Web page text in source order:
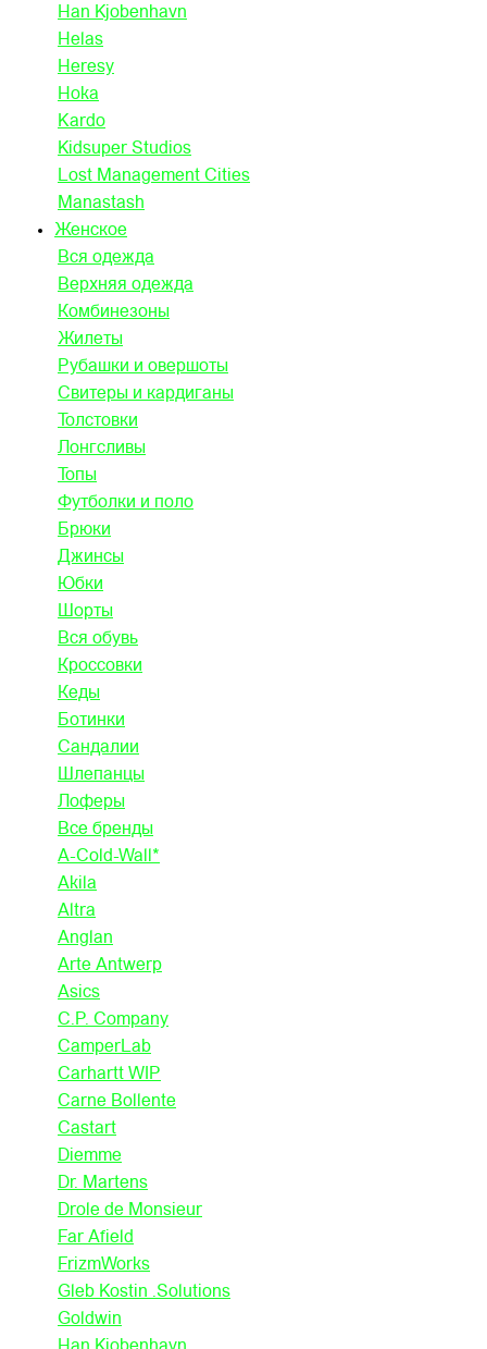
Han Kjobenhavn
Helas
Heresy
Hoka
Kardo
Kidsuper Studios
Lost Management Cities
Manastash
Женское
Вся одежда
Верхняя одежда
Комбинезоны
Жилеты
Рубашки и овершоты
Свитеры и кардиганы
Толстовки
Лонгсливы
Топы
Футболки и поло
Брюки
Джинсы
Юбки
Шорты
Вся обувь
Кроссовки
Кеды
Ботинки
Сандалии
Шлепанцы
Лоферы
Все бренды
A-Cold-Wall*
Akila
Altra
Anglan
Arte Antwerp
Asics
C.P. Company
CamperLab
Carhartt WIP
Carne Bollente
Castart
Diemme
Dr. Martens
Drole de Monsieur
Far Afield
FrizmWorks
Gleb Kostin .Solutions
Goldwin